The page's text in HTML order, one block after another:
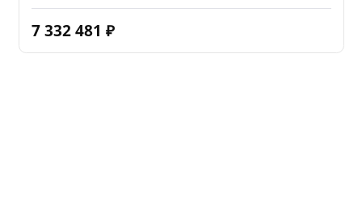
7 332 481 ₽